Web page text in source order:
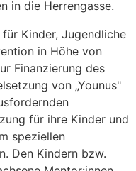
in die Herrengasse.
für Kinder, Jugendliche
in Höhe von
Finanzierung des
von „Younus"
für ihre Kinder und
speziellen
Den Kindern bzw.